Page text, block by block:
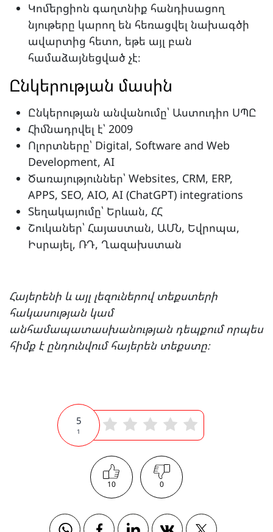
Կոմերցիոն գաղտնիք հանդիսացող
նյութերը կարող են հեռացվել նախագծի
ավարտից հետո, եթե այլ բան
համաձայնեցված չէ։
Ընկերության մասին
Ընկերության անվանումը՝ Աստուդիո ՍՊԸ
Հիմնադրվել է՝ 2009
Ոլորտները՝ Digital, Software and Web
Development, AI
Ծառայություններ՝ Websites, CRM, ERP,
APPS, SEO, AIO, AI (ChatGPT) integrations
Տեղակայումը՝ Երևան, ՀՀ
Շուկաներ՝ Հայաստան, ԱՄՆ, Եվրոպա,
Իսրայել, ՌԴ, Ղազախստան
Հայերենի և այլ լեզուներով տեքստերի
հակասության կամ
անհամապատասխանության դեպքում որպես
հիմք է ընդունվում հայերեն տեքստը։
1
5
10 0
Whatsapp FacebookLinkedin VkontakteTwitter